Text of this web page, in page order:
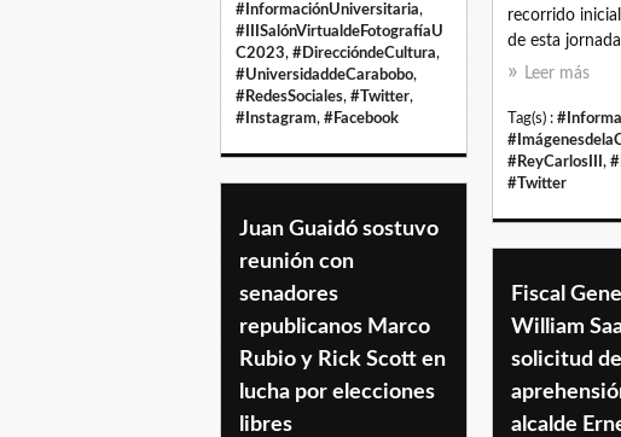
#InformaciónUniversitaria,
#IIISalónVirtualdeFotografíaU
C2023, #DireccióndeCultura,
#UniversidaddeCarabobo,
#RedesSociales, #Twitter,
#Instagram, #Facebook
recorrido
de esta
Leer más
Tag(s) :
#ReyCarlosIII ,
#Twitter
Juan Guaidó sostuvo
reunión con
senadores
republicanos Marco
Rubio y Rick Scott en
lucha por elecciones
libres
Fiscal
William
solicitud de
alcalde